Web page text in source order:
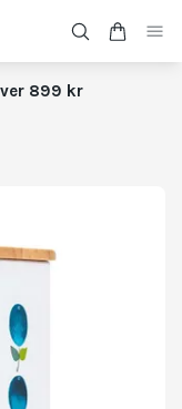
899 kr